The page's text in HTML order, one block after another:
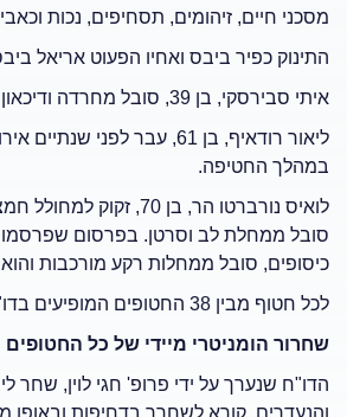
מסכני חיים, זיהומים, תסחיפים, נכות
התינוק כפיר ביבס ואחיו הפעוט אריאל
איתי סבירסקי, בן 39, סובל מחרדה ודיכאון וזקוק לטיפול נפשי ולתרופות. ברור כי התנאים בשבי מסכנים את חייו.
ליאור רודאיף, בן 61, עבר
במהלך החטיפה.
כיסופים, סובל ממחלות רקע מורכבות
לכל חטוף מבין 38 החטופים המופיעים בדו"ח ישנן בעיות בריאותיות או רגשיות העלולות להסתבך במהירות לכדי סיכון חיים ממשי.
שחרור הומניטרי מיידי של כל החטופים
הדו"ח שנערך על ידי פרופ' חגי לוין,
והנעדרים, קורא לשחרר בדחיפות ובאופן